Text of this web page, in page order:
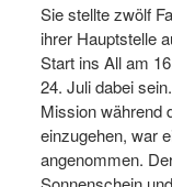
Sie stellte zwölf
ihrer Hauptstelle
Start ins All am
24. Juli dabei
Mission während
einzugehen, war
angenommen.